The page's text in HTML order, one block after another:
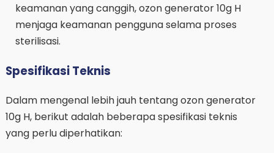
keamanan yang canggih, ozon generator 10g H
menjaga keamanan pengguna selama proses
sterilisasi.
Spesifikasi Teknis
Dalam mengenal lebih jauh tentang ozon generator
10g H, berikut adalah beberapa spesifikasi teknis
yang perlu diperhatikan: